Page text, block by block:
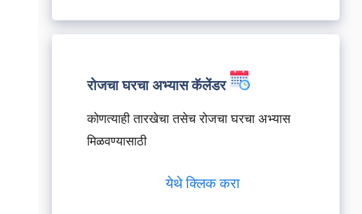
रोजचा घरचा अभ्यास कॅलेंडर
कोणत्याही तारखेचा तसेच रोजचा घरचा अभ्यास
मिळवण्यासाठी
येथे क्लिक करा